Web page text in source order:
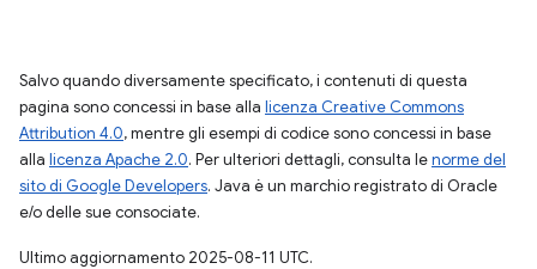
Salvo quando diversamente specificato, i contenuti di questa
pagina sono concessi in base alla licenza Creative Commons
Attribution 4.0, mentre gli esempi di codice sono concessi in base
alla licenza Apache 2.0. Per ulteriori dettagli, consulta lenorme del
sito di Google Developers. Java è un marchio registrato di Oracle
e/o delle sue consociate.
Ultimo aggiornamento 2025-08-11 UTC.